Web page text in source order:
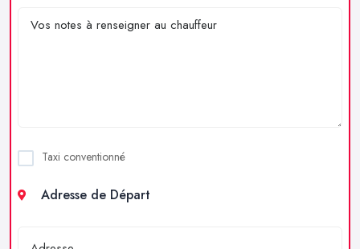
Taxi conventionné
Adresse de Départ